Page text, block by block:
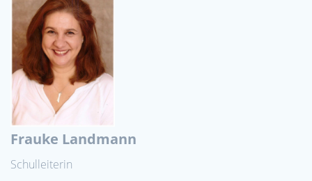
Frauke Landmann
Schulleiterin